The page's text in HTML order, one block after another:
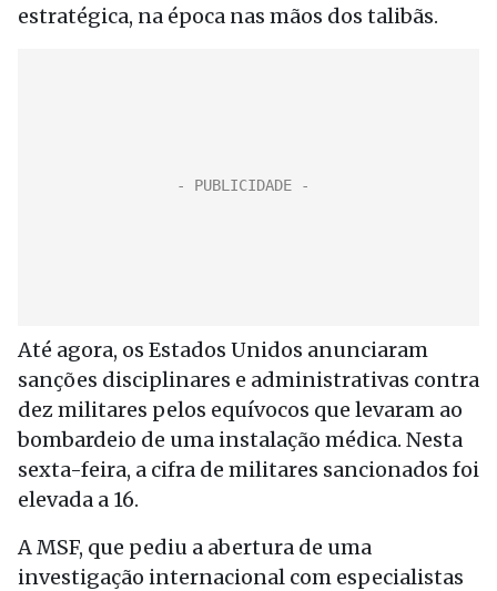
estratégica, na época nas mãos dos talibãs.
Até agora, os Estados Unidos anunciaram
sanções disciplinares e administrativas contra
dez militares pelos equívocos que levaram ao
bombardeio de uma instalação médica. Nesta
sexta-feira, a cifra de militares sancionados foi
elevada a 16.
A MSF, que pediu a abertura de uma
investigação internacional com especialistas